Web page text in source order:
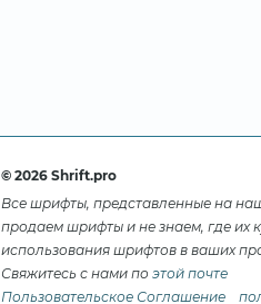
© 2026 Shrift.pro
Все шрифты, представленные на
продаем шрифты и не знаем, где их
использования шрифтов в ваших
Свяжитесь с нами по этой почте
Пользовательское Соглашение